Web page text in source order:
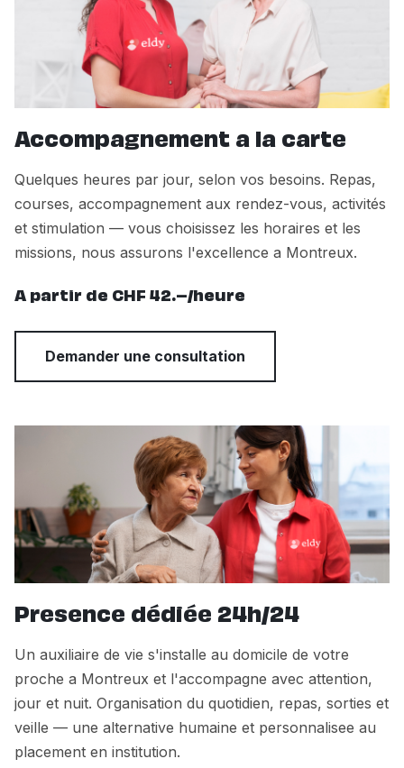
Accompagnement a la carte
Quelques heures par jour, selon vos besoins. Repas,
courses, accompagnement aux rendez-vous, activités
et stimulation — vous choisissez les horaires et les
missions, nous assurons l'excellence a Montreux.
A partir de CHF 42.–/heure
Demander une consultation
Presence dédiée 24h/24
Un auxiliaire de vie s'installe au domicile de votre
proche a Montreux et l'accompagne avec attention,
jour et nuit. Organisation du quotidien, repas, sorties et
veille — une alternative humaine et personnalisee au
placement en institution.